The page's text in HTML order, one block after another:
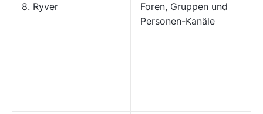
8. Ryver
Foren, Gruppen und
Personen-Kanäle